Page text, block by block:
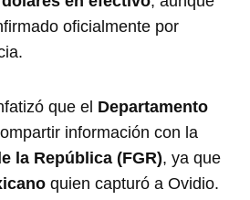
oficialmente por
que el Departamento
información con la
la República (FGR), ya que
quien capturó a Ovidio.